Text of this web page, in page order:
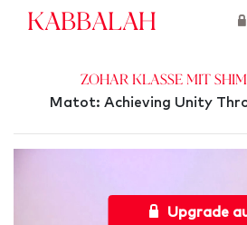
Kabbalah
Zohar Klasse mit
Matot: Achieving Unity
Upgrade